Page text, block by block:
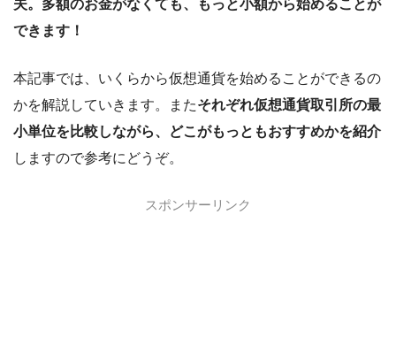
夫。多額のお金がなくても、もっと小額から始めることが
できます！
本記事では、いくらから仮想通貨を始めることができるの
かを解説していきます。またそれぞれ仮想通貨取引所の最
小単位を比較しながら、どこがもっともおすすめかを紹介
しますので参考にどうぞ。
スポンサーリンク